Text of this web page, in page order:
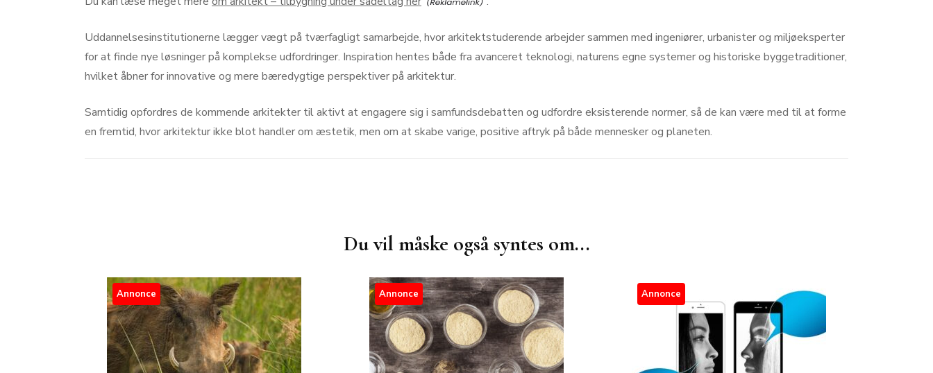
Uddannelsesinstitutionerne lægger vægt på tværfagligt samarbejde, hvor arkitektstuderende arbejder sammen med ingeniører, urbanister og miljøeksperter
for at finde nye løsninger på komplekse udfordringer. Inspiration hentes både fra avanceret teknologi, naturens egne systemer og historiske byggetraditioner,
hvilket åbner for innovative og mere bæredygtige perspektiver på arkitektur.
Samtidig opfordres de kommende arkitekter til aktivt at engagere sig i samfundsdebatten og udfordre eksisterende normer, så de kan være med til at forme
en fremtid, hvor arkitektur ikke blot handler om æstetik, men om at skabe varige, positive aftryk på både mennesker og planeten.
Du vil måske også syntes om...
Annonce Annonce Annonce